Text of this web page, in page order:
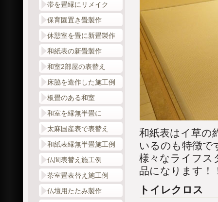
和紙表はイ草の
いるのも特徴で
様々なライフス
品になります！
トイレクロス
帯を畳縁にリメイク
保育園置き畳製作
休憩室を畳に新畳製作
和紙表の新畳製作
和室2部屋の表替え
床脇を造作した施工例
板畳のある和室
和室を縁無半畳に
太麻国産表で表替え
和紙表縁無半畳施工例
仏間表替え施工例
茶室畳表替え施工例
仏壇用たたみ製作